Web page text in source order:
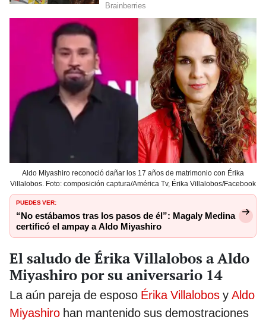
Aldo Miyashiro reconoció dañar los 17 años de matrimonio con Érika
Villalobos. Foto: composición captura/América Tv, Érika Villalobos/Facebook
PUEDES VER:
“No estábamos tras los pasos de él”: Magaly Medina
certificó el ampay a Aldo Miyashiro
El saludo de Érika Villalobos a Aldo
Miyashiro por su aniversario 14
La aún pareja de esposo Érika Villalobos y Aldo
Miyashiro han mantenido sus demostraciones